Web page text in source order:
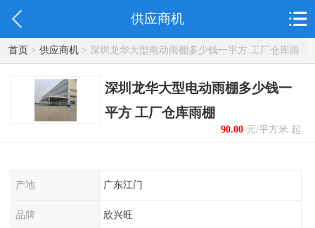
供应商机
首页> 供应商机> 深圳龙华大型电动雨棚多少钱一平方 工厂仓库雨
棚
深圳龙华大型电动雨棚多少钱一
平方 工厂仓库雨棚
90.00元/平方米 起
产地 广东江门
品牌 欣兴旺